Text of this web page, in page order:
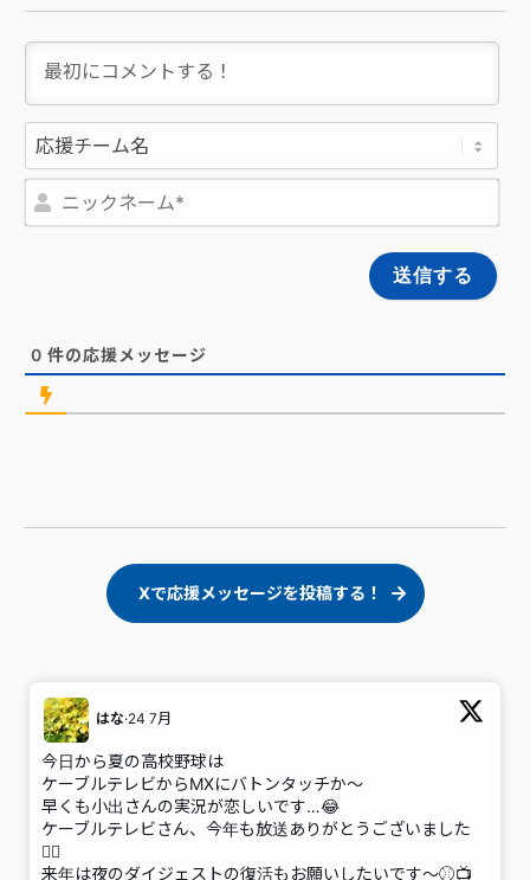
0 件の応援メッセージ
Xで応援メッセージを投稿する！
;
はな·24 7月
今日から夏の高校野球は
ケーブルテレビからMXにバトンタッチか～
早くも小出さんの実況が恋しいです…😂
ケーブルテレビさん、今年も放送ありがとうございました
🙇‍♀️
来年は夜のダイジェストの復活もお願いしたいです～⚾📺